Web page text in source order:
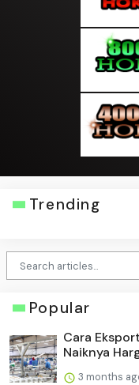
Trending
Popular
Cara
Naiknya
3 months